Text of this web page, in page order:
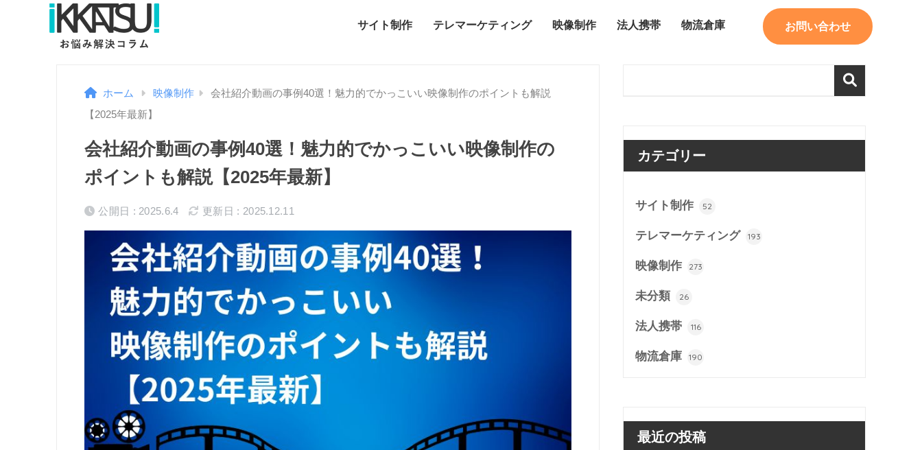
サイト制作 テレマーケティング 映像制作 法人携帯 物流倉庫 お問い合わせ
ホーム 映像制作
会社紹介動画の事例40選！魅力的でかっこいい映像制作のポイントも解説
【2025年最新】
会社紹介動画の事例40選！魅力的でかっこいい映像制作の
ポイントも解説【2025年最新】
公開日 : 2025.6.4 更新日 : 2025.12.11
カテゴリー
サイト制作 52
テレマーケティング 193
映像制作 273
未分類 26
法人携帯 116
物流倉庫 190
最近の投稿